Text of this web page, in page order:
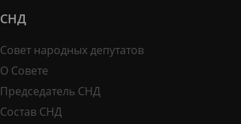
СНД
Совет народных депутатов
О Совете
Председатель СНД
Состав СНД